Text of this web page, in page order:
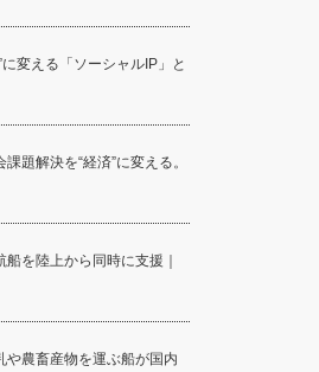
変える「ソーシャルIP」と
題解決を“経済”に変える。
を陸上から同時に支援｜
や農畜産物を運ぶ船が国内